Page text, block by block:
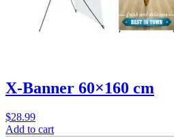
X-Banner 60×160 cm
$28.99
Add to cart